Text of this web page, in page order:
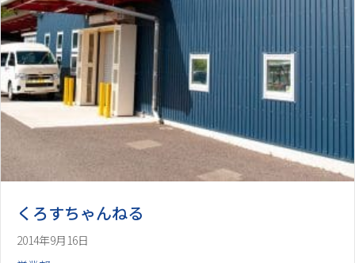
くろすちゃんねる
2014年9月16日